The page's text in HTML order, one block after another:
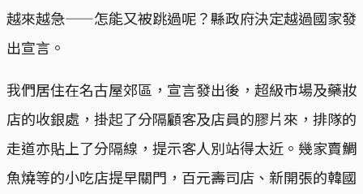
越來越急——怎能又被跳過呢？縣政府決定越過國家發
出宣言。
我們居住在名古屋郊區，宣言發出後，超級市場及藥妝
店的收銀處，掛起了分隔顧客及店員的膠片來，排隊的
走道亦貼上了分隔線，提示客人別站得太近。幾家賣鯛
魚燒等的小吃店提早關門，百元壽司店、新開張的韓國